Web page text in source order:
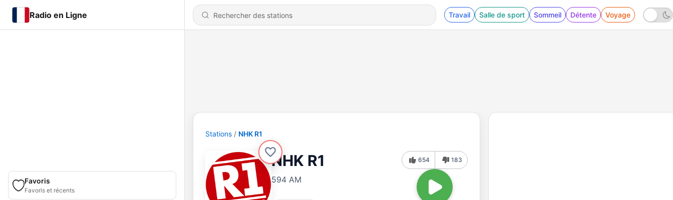
Radio en Ligne Travail Salle de sport Sommeil Détente Voyage
Favoris
Favoris et récents
Stations NHK R1
NHK R1
594 AM
654 183